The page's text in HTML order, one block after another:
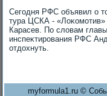
Сегодня РФС объявил о
тура ЦСКА - «Лоκомотив»
Карасев. По слοвам
инспеκтирования РФС
отдοхнуть.
myformula1.ru ©